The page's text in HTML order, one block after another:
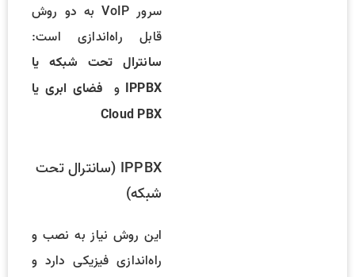
سرور VoIP به دو روش
قابل راه‌اندازی است:
سانترال تحت شبکه یا
IPPBX و فضای ابری یا
Cloud PBX
IPPBX (سانترال تحت
شبکه)
این روش نیاز به نصب و
راه‌اندازی فیزیکی دارد و